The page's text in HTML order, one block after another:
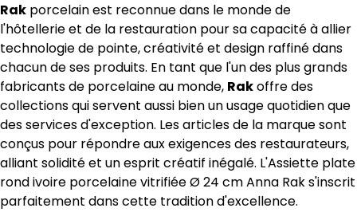
Rak porcelain est reconnue dans le monde de
l'hôtellerie et de la restauration pour sa capacité à allier
technologie de pointe, créativité et design raffiné dans
chacun de ses produits. En tant que l'un des plus grands
fabricants de porcelaine au monde, Rakoffre des
collections qui servent aussi bien un usage quotidien que
des services d'exception. Les articles de la marque sont
conçus pour répondre aux exigences des restaurateurs,
alliant solidité et un esprit créatif inégalé. L'Assiette plate
rond ivoire porcelaine vitrifiée Ø 24 cm Anna Rak s'inscrit
parfaitement dans cette tradition d'excellence.